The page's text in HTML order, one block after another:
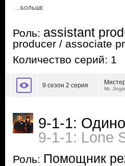
…БОЛЬШЕ
Роль: assistant
producer / associate
Количество серий: 1
9 сезон 2 серия Mr.
9-1-1:
9-1-1: Lone
Роль: Помощник